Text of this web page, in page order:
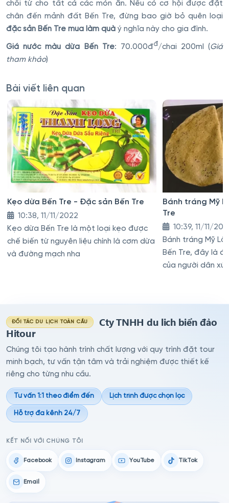
chối từ cho tất cả các món ăn. Nếu có cơ hội được đặt
chân đến mảnh đất Bến Tre, đừng bao giờ bỏ quên loại
đặc sản Bến Tre mua làm quà ý nghĩa này cho gia đình.
Giá nước màu dừa Bến Tre: 70.000đđ/chai 200ml (Giá
tham khảo)
Bài viết liên quan
Kẹo dừa Bến Tre - Đặc sản Bến Tre
10:38, 11/11/2022
Kẹo dừa Bến Tre là một loại kẹo được
chế biến từ nguyên liệu chính là cơm dừa
và đường mạch nha
Bánh tráng Mỹ
Tre
10:39, 11/11/
Bánh tráng Mỹ
Bến Tre, đây là
của người dân xứ
ĐỐI TÁC DU LỊCH TOÀN CẦU
Cty TNHH du lich biển đảo
Hitour
Chúng tôi tạo hành trình chất lượng với quy trình đặt tour
minh bạch, tư vấn tận tâm và trải nghiệm được thiết kế
riêng cho từng nhu cầu.
Tư vấn 1:1 theo điểm đến Lịch trình được chọn lọc
Hỗ trợ đa kênh 24/7
KẾT NỐI VỚI CHÚNG TÔI
Facebook Instagram YouTube TikTok
Email